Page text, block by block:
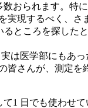
おられます。特
現するべく、
ところを探した
は医学部にもあ
さんが、測定
1 日でも使わせ